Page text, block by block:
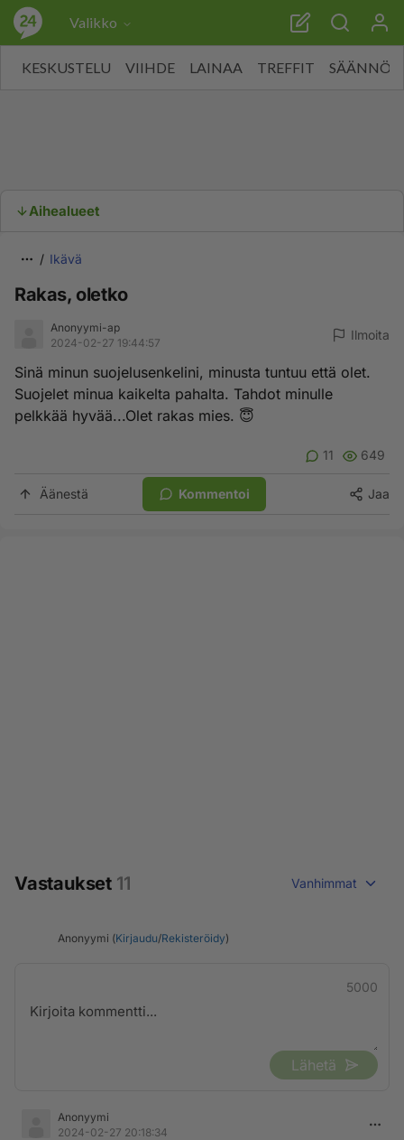
Valikko
KESKUSTELU VIIHDE LAINAA TREFFIT SÄÄNNÖT
Aihealueet
Ikävä
Rakas, oletko
Anonyymi-ap
2024-02-27 19:44:57
Ilmoita
Sinä minun suojelusenkelini, minusta tuntuu että olet.
Suojelet minua kaikelta pahalta. Tahdot minulle
pelkkää hyvää...Olet rakas mies. 😇
11 649
Äänestä Kommentoi Jaa
Vastaukset 11 Vanhimmat
Anonyymi (Kirjaudu/Rekisteröidy)
5000
Lähetä
Anonyymi
2024-02-27 20:18:34